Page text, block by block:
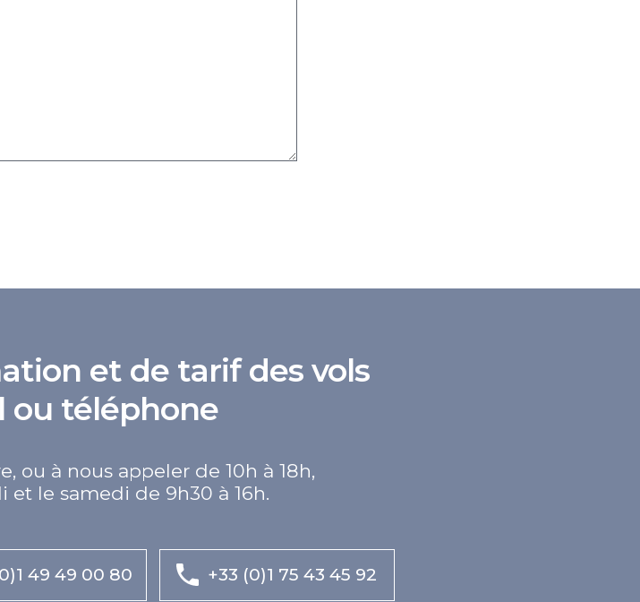
et de tarif des vols
ou téléphone
ou à nous appeler de 10h à 18h,
le samedi de 9h30 à 16h.
49 49 00 80 +33 (0)1 75 43 45 92